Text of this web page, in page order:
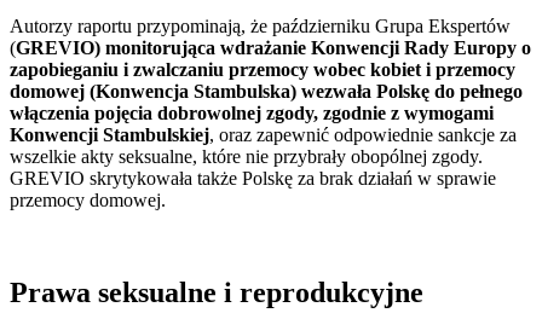
Autorzy raportu przypominają, że październiku Grupa Ekspertów
(GREVIO) monitorująca wdrażanie Konwencji Rady Europy o
zapobieganiu i zwalczaniu przemocy wobec kobiet i przemocy
domowej (Konwencja Stambulska) wezwała Polskę do pełnego
włączenia pojęcia dobrowolnej zgody, zgodnie z wymogami
Konwencji Stambulskiej, oraz zapewnić odpowiednie sankcje za
wszelkie akty seksualne, które nie przybrały obopólnej zgody.
GREVIO skrytykowała także Polskę za brak działań w sprawie
przemocy domowej.
Prawa seksualne i reprodukcyjne